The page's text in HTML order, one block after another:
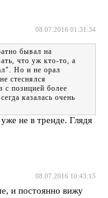
08.07.2016 01:31:34
бывал на
что уж кто-то, а
Но и не орал
стеснялся
с позицией более
казалась очень
не в тренде. Глядя
08.07.2016 10:43:15
и постоянно вижу